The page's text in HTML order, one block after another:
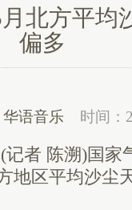
北方平均
偏多
华语音乐 时间：
者 陈溯)国家
地区平均沙尘